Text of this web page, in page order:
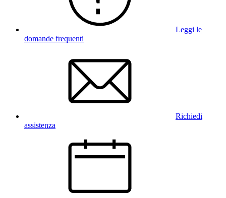
Leggi le
domande frequenti
Richiedi
assistenza